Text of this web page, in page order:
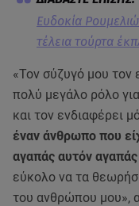
Ευδοκία
τέλεια τούρτα
«Τον σύζυγό μου τον
πολύ μεγάλο ρόλο
και τον ενδιαφέρει
έναν άνθρωπο που
αγαπάς αυτόν αγαπάς
εύκολο να τα
του ανθρώπου μου»,